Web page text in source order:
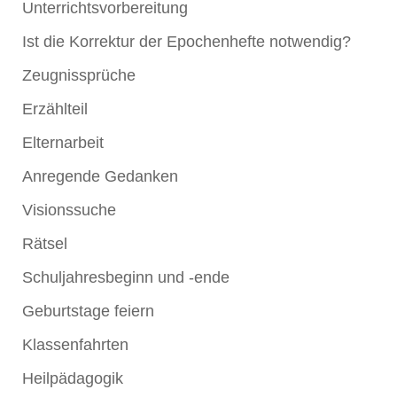
Unterrichtsvorbereitung
Ist die Korrektur der Epochenhefte notwendig?
Zeugnissprüche
Erzählteil
Elternarbeit
Anregende Gedanken
Visionssuche
Rätsel
Schuljahresbeginn und -ende
Geburtstage feiern
Klassenfahrten
Heilpädagogik